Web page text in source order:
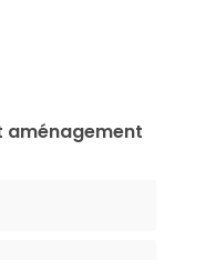
aménagement